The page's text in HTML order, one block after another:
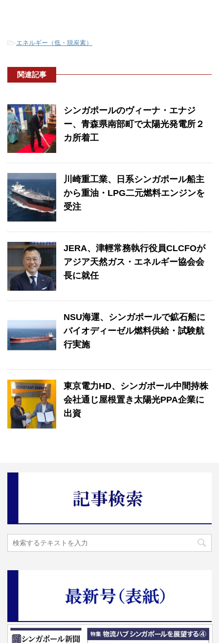
-エネルギー（低・脱炭素）
関連記事
シンガポールのヴィーナ・エナジ
ー、青森県南部町で太陽光発電所２
カ所着工
川崎重工業、日系シンガポール船主
から重油・LPG二元燃料エンジンを
受注
JERA、津輕常務執行役員CLCFOが
アジア天然ガス・エネルギー協会会
長に就任
NSU海運、シンガポールで鉱石船に
バイオディーゼル燃料供給・試験航
行実施
東京電力HD、シンガポール中間持株
会社通じ屋根置き太陽光PPA企業に
出資